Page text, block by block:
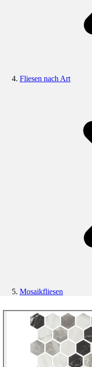
Fliesen nach Art
Mosaikfliesen